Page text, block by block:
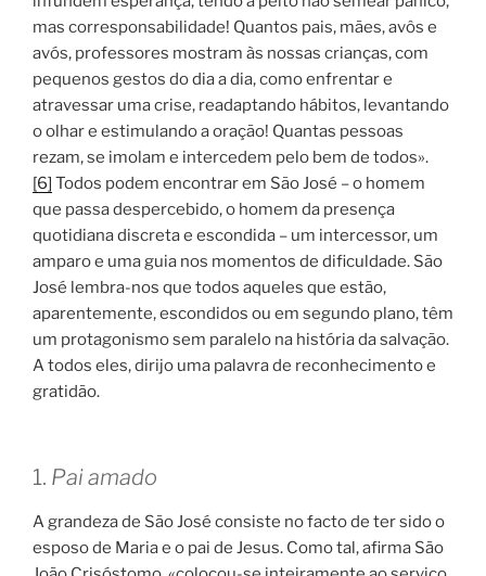
mas corresponsabilidade! Quantos pais, mães, avôs e
avós, professores mostram às nossas crianças, com
pequenos gestos do dia a dia, como enfrentar e
atravessar uma crise, readaptando hábitos, levantando
o olhar e estimulando a oração! Quantas pessoas
rezam, se imolam e intercedem pelo bem de todos».
[6] Todos podem encontrar em São José – o homem
que passa despercebido, o homem da presença
quotidiana discreta e escondida – um intercessor, um
amparo e uma guia nos momentos de dificuldade. São
José lembra-nos que todos aqueles que estão,
aparentemente, escondidos ou em segundo plano, têm
um protagonismo sem paralelo na história da salvação.
A todos eles, dirijo uma palavra de reconhecimento e
gratidão.
1. Pai amado
A grandeza de São José consiste no facto de ter sido o
esposo de Maria e o pai de Jesus. Como tal, afirma São